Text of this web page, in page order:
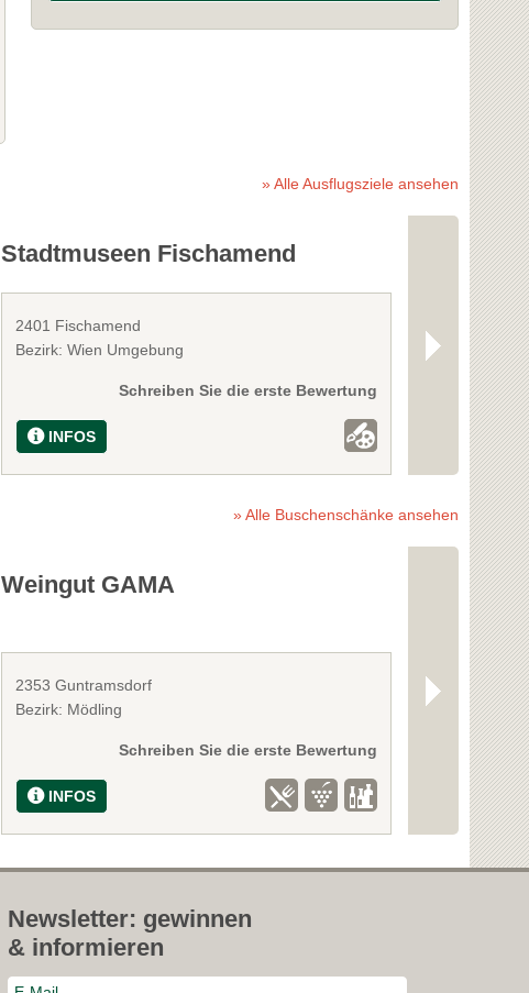
» Alle Ausflugsziele ansehen
Stadtmuseen Fischamend
2401 Fischamend
Bezirk: Wien Umgebung
Schreiben Sie die erste Bewertung
INFOS
2301 Neu-
Bezirk:
INFOS
» Alle Buschenschänke ansehen
Weingut GAMA
2353 Guntramsdorf
Bezirk: Mödling
Schreiben Sie die erste Bewertung
INFOS
2514
Bezirk: Baden
INFOS
Newsletter: gewinnen
& informieren